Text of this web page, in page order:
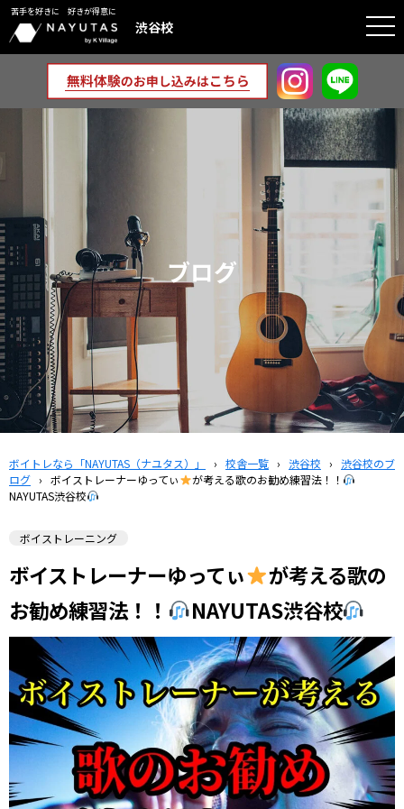
苦手を好きに 好きが得意に
渋谷校
ブログ
ボイトレなら「NAYUTAS（ナユタス）」 › 校舎一覧 › 渋谷校 › 渋谷校のブ
ログ › ボイストレーナーゆってぃ
が考える歌のお勧め練習法！！
NAYUTAS渋谷校
ボイストレーニング
ボイストレーナーゆってぃ
が考える歌の
お勧め練習法！！
NAYUTAS渋谷校